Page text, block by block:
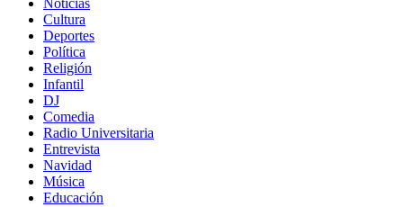
Noticias
Cultura
Deportes
Política
Religión
Infantil
DJ
Comedia
Radio Universitaria
Entrevista
Navidad
Música
Educación